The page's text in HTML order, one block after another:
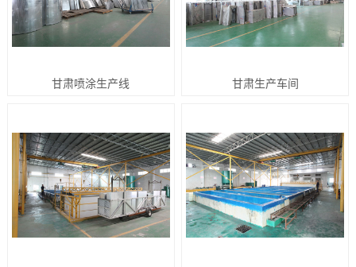
甘肃喷涂生产线 甘肃生产车间